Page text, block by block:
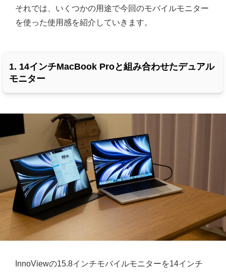
それでは、いくつかの用途で今回のモバイルモニター
を使った使用感を紹介していきます。
1. 14インチMacBook Proと組み合わせたデュアル
モニター
InnoViewの15.8インチモバイルモニターを14インチ